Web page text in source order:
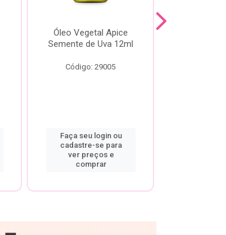
Óleo Vegetal Apice
Semente de Uva 12ml
Código: 29005
Faça seu login ou
cadastre-se para
ver preços e
comprar